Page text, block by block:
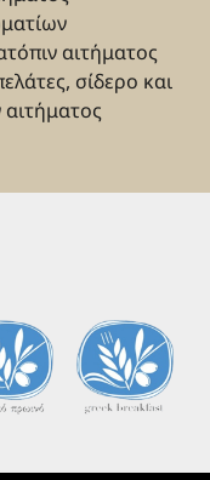
αιτήματος
σίδερο και